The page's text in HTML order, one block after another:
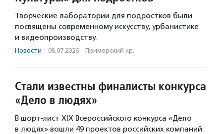
Творческие лаборатории для подростков были
посвящены современному искусству, урбанистике
и видеопроизводству.
Новости · 08.07.2026 · Приморский кр.
Стали известны финалисты конкурса
«Дело в людях»
В шорт-лист XIX Всероссийского конкурса «Дело
в людях» вошли 49 проектов российских компаний.